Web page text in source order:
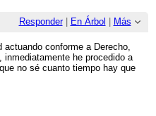
Responder| En Árbol Más
conforme a Derecho,
he procedido a
no sé cuanto tiempo hay que